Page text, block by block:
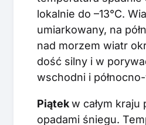
lokalnie do –13°C.
umiarkowany, na
nad morzem wiatr
dość silny i w
wschodni i
Piątekw całym kraju
opadami śniegu.